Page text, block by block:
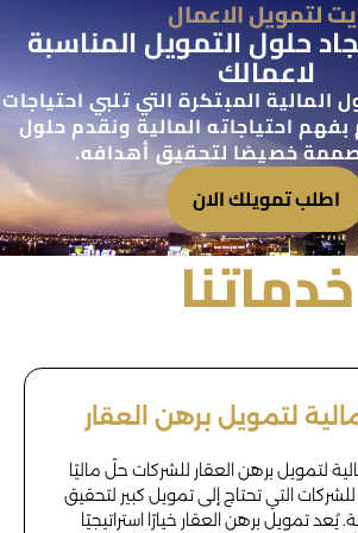
لتمويل الاعمال
حلول التمويل المناسبة
لاعمالك
المالية المبتكرة التي تلبي احتياجات
بفهم احتياجاته المالية ونقدم حلول
خصيصًا لتحقيق أهدافه.
اطلب تمويلك الان
خدماتنا
لتمويل برهن العقار
لتمويل برهن العقار للشركات حلً ماليًا
التي تحتاج إلى تمويل كبير لتحقيق
يُعد تمويل برهن العقار خيارًا استراتيجيًا